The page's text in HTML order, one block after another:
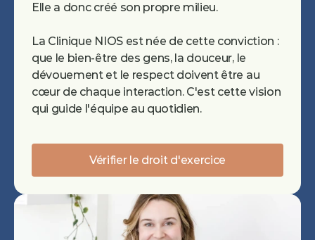
Elle a donc créé son propre milieu.
La Clinique NIOS est née de cette conviction :
que le bien-être des gens, la douceur, le
dévouement et le respect doivent être au
cœur de chaque interaction. C'est cette vision
qui guide l'équipe au quotidien.
Vérifier le droit d'exercice